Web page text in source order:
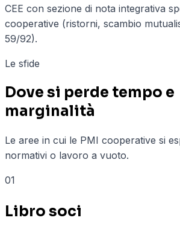
CEE con sezione di nota integrativa
cooperative (ristorni, scambio
59/92).
Le sfide
Dove si perde tempo e
marginalità
Le aree in cui le PMI cooperative si
normativi o lavoro a vuoto.
01
Libro soci